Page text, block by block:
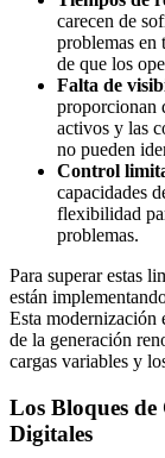
carecen de
problemas en
de que los
Falta de
proporcionan
activos y las
no pueden
Control
capacidades
flexibilidad
problemas.
Para superar estas
están
Esta modernización
de la generación
cargas variables y
Los Bloques de
Digitales